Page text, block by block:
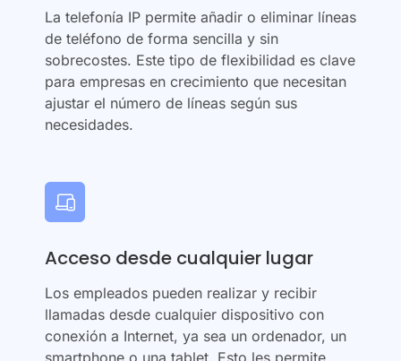
La telefonía IP permite añadir o eliminar líneas
de teléfono de forma sencilla y sin
sobrecostes. Este tipo de flexibilidad es clave
para empresas en crecimiento que necesitan
ajustar el número de líneas según sus
necesidades.
Acceso desde cualquier lugar
Los empleados pueden realizar y recibir
llamadas desde cualquier dispositivo con
conexión a Internet, ya sea un ordenador, un
smartphone o una tablet. Esto les permite